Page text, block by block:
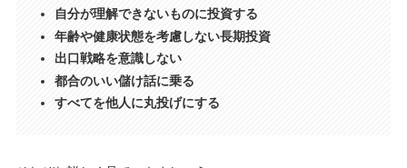
自分が理解できないものに投資する
年齢や健康状態を考慮しない長期投資
出口戦略を意識しない
都合のいい儲け話に乗る
すべてを他人に丸投げにする